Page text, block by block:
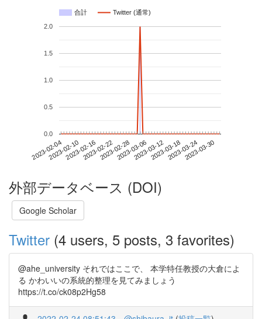
合計 Twitter (通常)
2023-02-042023-02-102023-02-162023-02-222023-02-282023-03-062023-03-122023-03-182023-03-242023-03-30
0.0
0.5
1.0
1.5
2.0
外部データベース (DOI)
Google Scholar
Twitter (4 users, 5 posts, 3 favorites)
@ahe_university それではここで、 本学特任教授の大倉によ
る かわいいの系統的整理を見てみましょう
https://t.co/ck08p2Hg58